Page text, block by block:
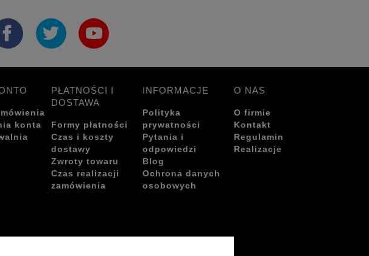
konta
PŁATNOŚCI I
DOSTAWA
Formy płatności
Czas i koszty
dostawy
Zwroty towaru
Czas realizacji
zamówienia
INFORMACJE
Polityka
prywatności
Pytania i
odpowiedzi
Blog
Ochrona danych
osobowych
O NAS
O firmie
Kontakt
Regulamin
Realizacje